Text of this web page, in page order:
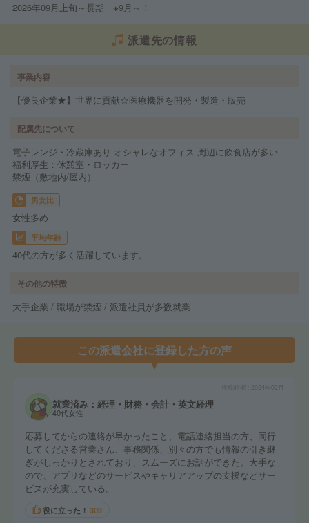
2026年09月上旬～長期 ※9月～！
派遣先の情報
事業内容
【優良企業★】世界に貢献☆医療機器を開発・製造・販売
配属先について
電子レンジ・冷蔵庫あり オシャレなオフィス 周辺に飲食店が多い
福利厚生：休憩室・ロッカー
禁煙（敷地内/屋内）
男女比
女性多め
平均年齢
40代の方が多く活躍しています。
その他の特徴
大手企業 / 職場が禁煙 / 派遣社員が多数就業
この派遣会社に登録した方の声
2024年02月
就業済み：経理・財務・会計・英文経理
40代女性
応募してからの連絡が早かったこと、電話連絡担当の方、同行
してくださる営業さん、事務関係、別々の方でも情報の引き継
ぎがしっかりとされており、スムーズにお話ができた。大手な
ので、アプリなどのサービスやキャリアアップの支援などサー
ビスが充実している。
役に立った！ 309